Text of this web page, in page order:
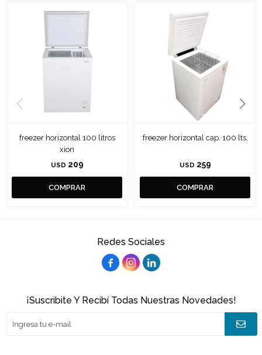
freezer horizontal 100 litros
xion
USD 209
freezer horizontal cap. 100 lts.
USD 259
Redes Sociales
  
¡Suscribite Y Recibí Todas Nuestras Novedades!